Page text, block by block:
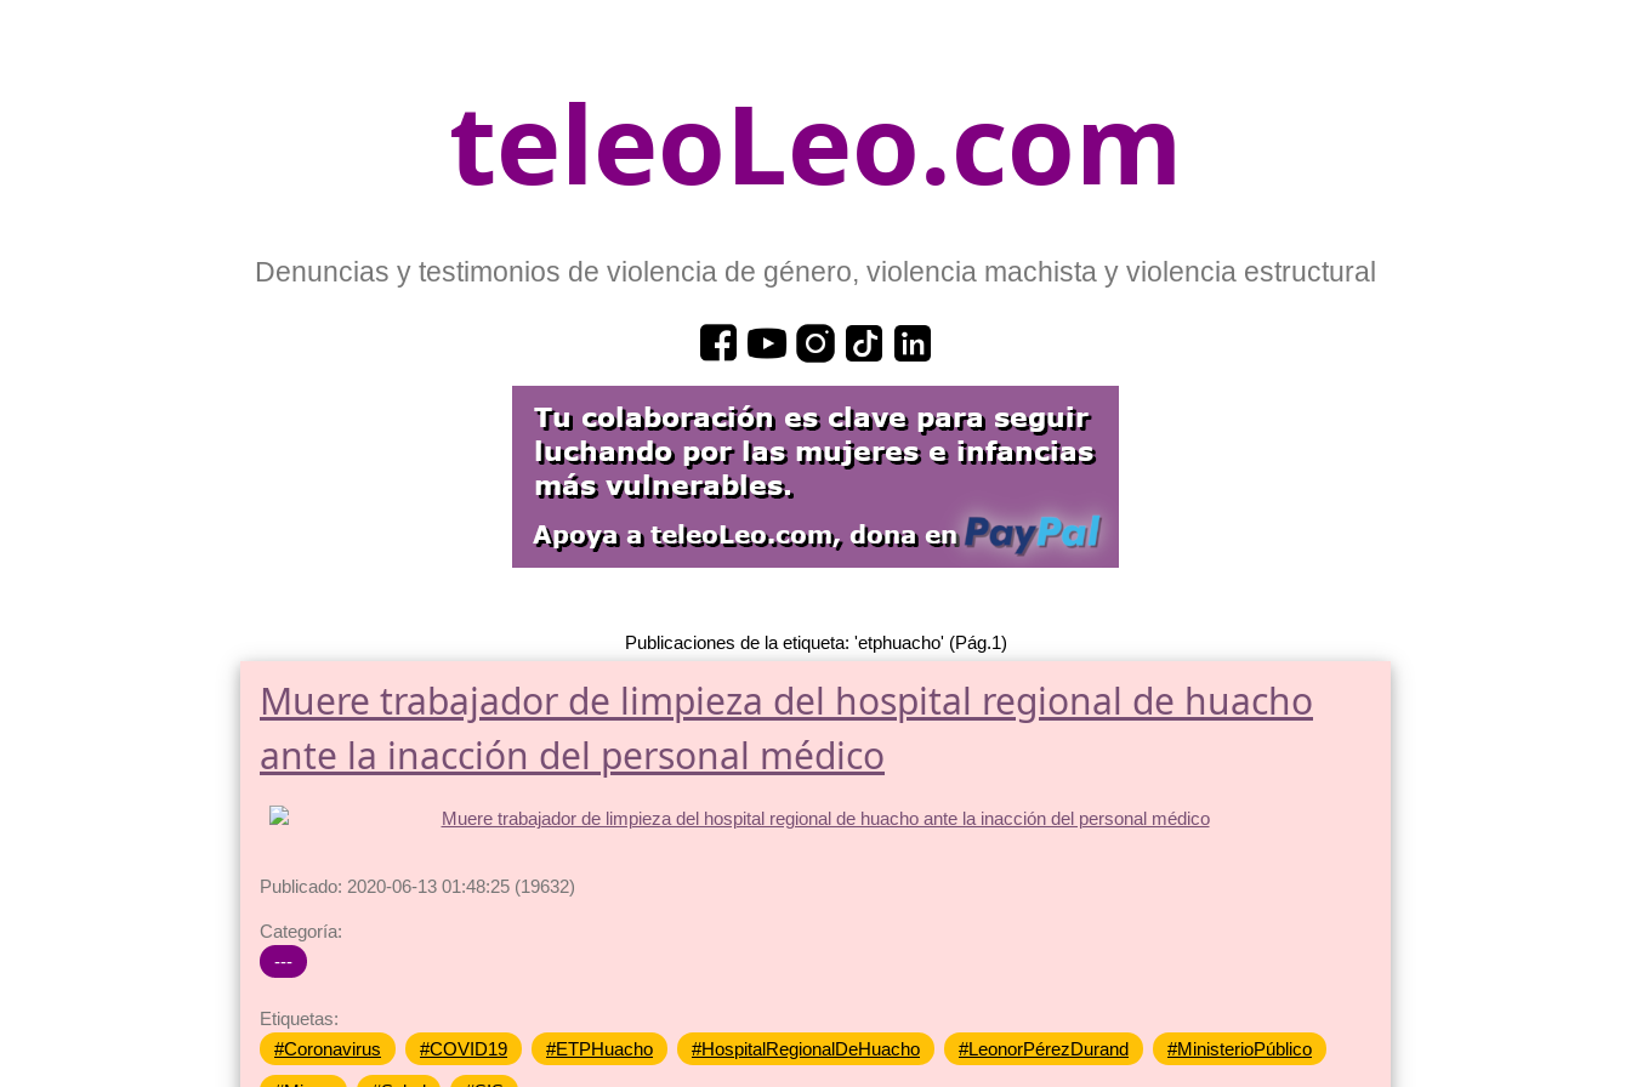
teleoLeo.com
Denuncias y testimonios de violencia de género, violencia machista y violencia estructural
Publicaciones de la etiqueta: 'etphuacho' (Pág.1)
Muere trabajador de limpieza del hospital regional de huacho
ante la inacción del personal médico
Publicado: 2020-06-13 01:48:25 (19632)
Categoría:
---
Etiquetas:
#Coronavirus
#COVID19 #ETPHuacho #HospitalRegionalDeHuacho #LeonorPérezDurand #MinisterioPúblico